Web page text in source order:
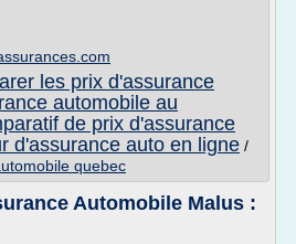
les prix d'assurance
automobile au
de prix d'assurance
d'assurance auto en ligne /
quebec
Automobile Malus :